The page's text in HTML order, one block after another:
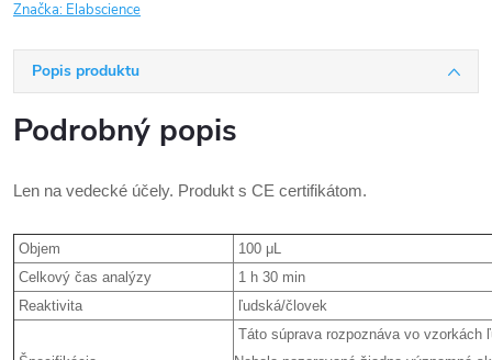
Značka: Elabscience
Popis produktu
Podrobný popis
Len na vedecké účely. Produkt s CE certifikátom.
Objem
100 μL
Celkový čas analýzy
1 h 30 min
Reaktivita
ľudská/človek
Táto súprava rozpoznáva vo vzorkách